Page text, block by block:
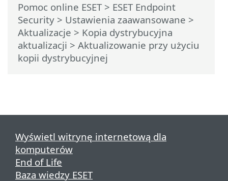
Pomoc online ESET> ESET Endpoint
Security > Ustawienia zaawansowane >
Aktualizacje > Kopia dystrybucyjna
aktualizacji > Aktualizowanie przy użyciu
kopii dystrybucyjnej
Wyświetl witrynę internetową dla
komputerów
End of Life
Baza wiedzy ESET